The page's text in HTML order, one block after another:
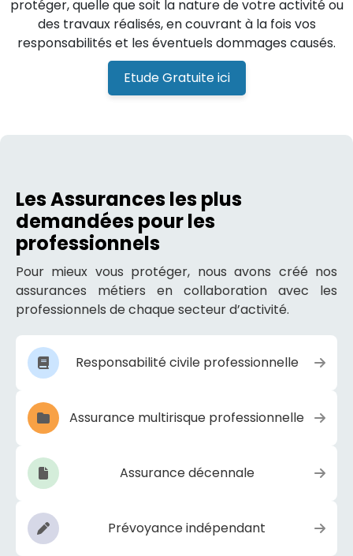
protéger, quelle que soit la nature de votre activité ou
des travaux réalisés, en couvrant à la fois vos
responsabilités et les éventuels dommages causés.
Etude Gratuite ici
Les Assurances les plus
demandées pour les
professionnels
Pour mieux vous protéger, nous avons créé nos
assurances métiers en collaboration avec les
professionnels de chaque secteur d’activité.
Responsabilité civile professionnelle
Assurance multirisque professionnelle
Assurance décennale
Prévoyance indépendant